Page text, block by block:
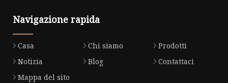
Navigazione rapida
Casa Chi siamo
Prodotti
Notizia
Blog
Contattaci
Mappa del sito